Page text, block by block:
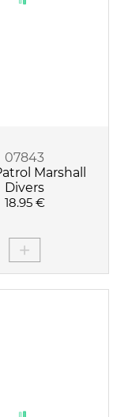
07843
Marshall
Divers
18.95 €